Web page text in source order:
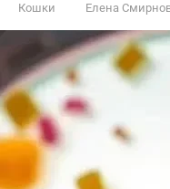
Кошки Елена